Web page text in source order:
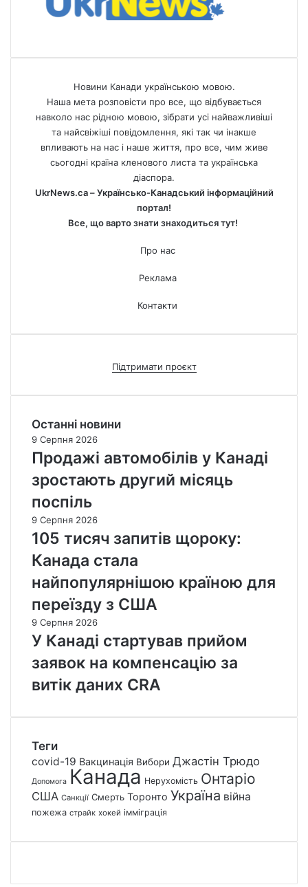
Новини Канади українською мовою.
Наша мета розповісти про все, що відбувається
навколо нас рідною мовою, зібрати усі найважливіші
та найсвіжіші повідомлення, які так чи інакше
впливають на нас і наше життя, про все, чим живе
сьогодні країна кленового листа та українська
діаспора.
UkrNews.ca – Українсько-Канадський інформаційний
портал!
Все, що варто знати знаходиться тут!
Про нас
Реклама
Контакти
Підтримати проєкт
Останні новини
9 Серпня 2026
Продажі автомобілів у Канаді
зростають другий місяць
поспіль
9 Серпня 2026
105 тисяч запитів щороку:
Канада стала
найпопулярнішою країною для
переїзду з США
9 Серпня 2026
У Канаді стартував прийом
заявок на компенсацію за
витік даних CRA
Теги
covid-19 Вакцинація Вибори Джастін Трюдо
Допомога Канада Нерухомість Онтаріо
США Санкції Смерть Торонто Україна війна
пожежа страйк хокей імміграція